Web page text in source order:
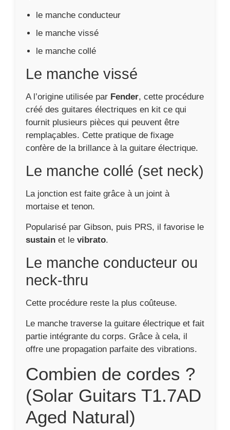
le manche conducteur
le manche vissé
le manche collé
Le manche vissé
A l’origine utilisée par Fender, cette procédure
créé des guitares électriques en kit ce qui
fournit plusieurs pièces qui peuvent être
remplaçables. Cette pratique de fixage
confère de la brillance à la guitare électrique.
Le manche collé (set neck)
La jonction est faite grâce à un joint à
mortaise et tenon.
Popularisé par Gibson, puis PRS, il favorise le
sustain et le vibrato.
Le manche conducteur ou
neck-thru
Cette procédure reste la plus coûteuse.
Le manche traverse la guitare électrique et fait
partie intégrante du corps. Grâce à cela, il
offre une propagation parfaite des vibrations.
Combien de cordes ?
(Solar Guitars T1.7AD
Aged Natural)